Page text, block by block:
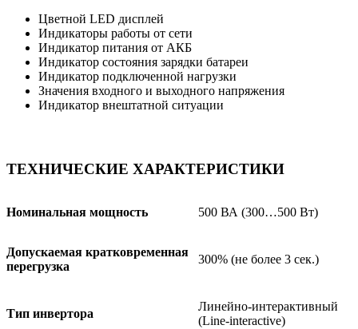
Цветной LED дисплей
Индикаторы работы от сети
Индикатор питания от АКБ
Индикатор состояния зарядки батареи
Индикатор подключенной нагрузки
Значения входного и выходного напряжения
Индикатор внештатной ситуации
ТЕХНИЧЕСКИЕ ХАРАКТЕРИСТИКИ
Номинальная мощность 500 ВА (300…500 Вт)
Допускаемая кратковременная
перегрузка
300% (не более 3 сек.)
Тип инвертора
Линейно-интерактивный
(Line-interactive)